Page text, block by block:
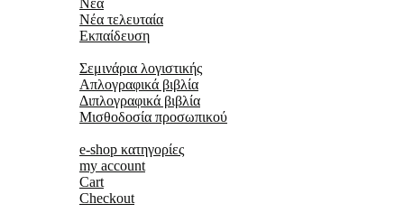
Νέα
Νέα τελευταία
Εκπαίδευση
Σεμινάρια λογιστικής
Απλογραφικά βιβλία
Διπλογραφικά βιβλία
Μισθοδοσία προσωπικού
e-shop κατηγορίες
my account
Cart
Checkout